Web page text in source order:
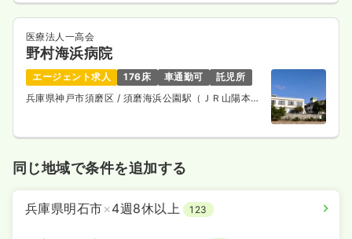
医療法人一高会
野村海浜病院
エージェント求人 176床 車通勤可
託児所
兵庫県神戸市須磨区 / 須磨海浜公園駅（ＪＲ山陽本
同じ地域で条件を追加する
兵庫県明石市×4週8休以上 123